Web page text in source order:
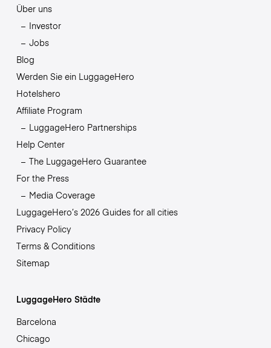
Über uns
Investor
Jobs
Blog
Werden Sie ein LuggageHero
Hotelshero
Affiliate Program
LuggageHero Partnerships
Help Center
The LuggageHero Guarantee
For the Press
Media Coverage
LuggageHero’s 2026 Guides for all cities
Privacy Policy
Terms & Conditions
Sitemap
LuggageHero Städte
Barcelona
Chicago